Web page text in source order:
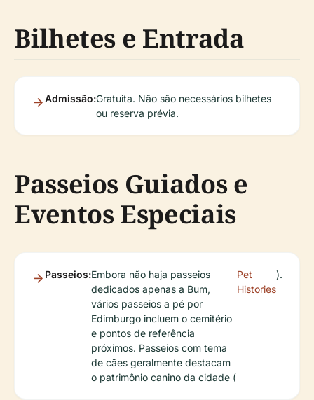
Bilhetes e Entrada
Admissão:Gratuita. Não são necessários bilhetes
ou reserva prévia.
Passeios Guiados e
Eventos Especiais
Passeios:Embora não haja passeios
dedicados apenas a Bum,
vários passeios a pé por
Edimburgo incluem o cemitério
e pontos de referência
próximos. Passeios com tema
de cães geralmente destacam
o patrimônio canino da cidade (
Pet
Histories
).